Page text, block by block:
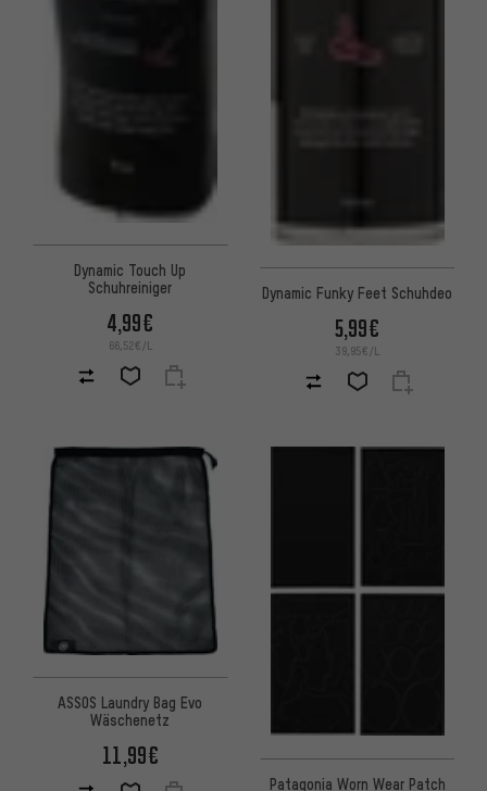
Dynamic Touch Up
Schuhreiniger
4,99€
66,52€/L
Dynamic Funky Feet Schuhdeo
5,99€
39,95€/L
ASSOS Laundry Bag Evo
Wäschenetz
11,99€
Patagonia Worn Wear Patch